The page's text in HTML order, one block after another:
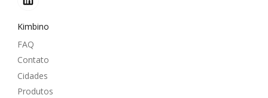
Kimbino
FAQ
Contato
Cidades
Produtos